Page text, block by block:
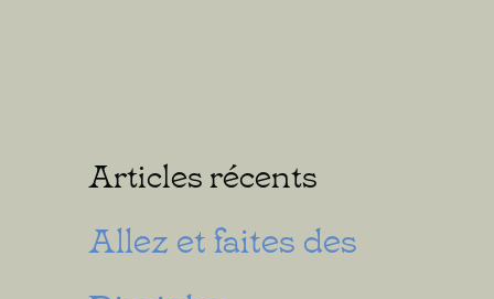
Articles récents
Allez et faites des